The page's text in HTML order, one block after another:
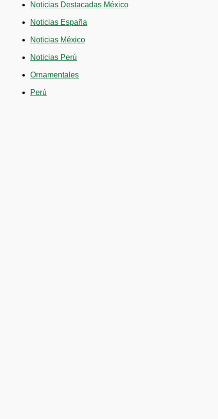
Noticias Destacadas México
Noticias España
Noticias México
Noticias Perú
Ornamentales
Perú